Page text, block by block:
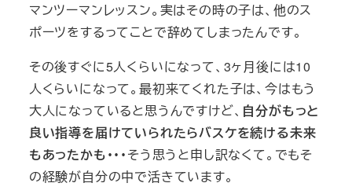
マンツーマンレッスン。実はその時の子は、他のス
ポーツをするってことで辞めてしまったんです。
その後すぐに5人くらいになって、3ヶ月後には10
人くらいになって。最初来てくれた子は、今はもう
大人になっていると思うんですけど、 自分がもっと
良い指導を届けていられたらバスケを続ける未来
もあったかも・・・そう思うと申し訳なくて。でもそ
の経験が自分の中で活きています。